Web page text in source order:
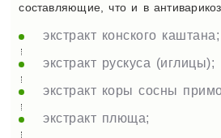
составляющие, что и в
экстракт конского каштана;
экстракт рускуса (иглицы);
экстракт коры сосны
экстракт плюща;